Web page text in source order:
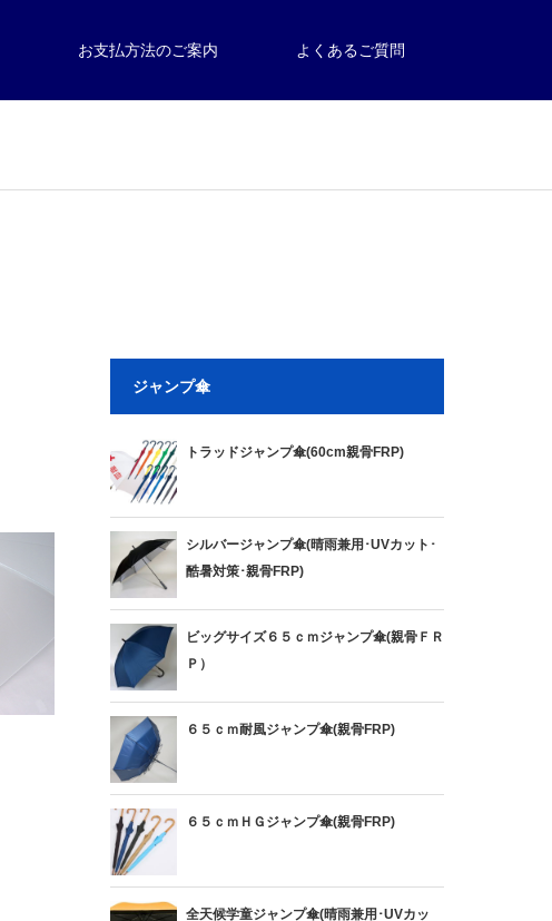
お支払方法のご案内 よくあるご質問
ジャンプ傘
トラッドジャンプ傘(60cm親骨FRP)
シルバージャンプ傘(晴雨兼用･UVカット･
酷暑対策･親骨FRP)
ビッグサイズ６５ｃｍジャンプ傘(親骨ＦＲ
Ｐ）
６５ｃｍ耐風ジャンプ傘(親骨FRP)
６５ｃｍＨＧジャンプ傘(親骨FRP)
全天候学童ジャンプ傘(晴雨兼用･UVカッ